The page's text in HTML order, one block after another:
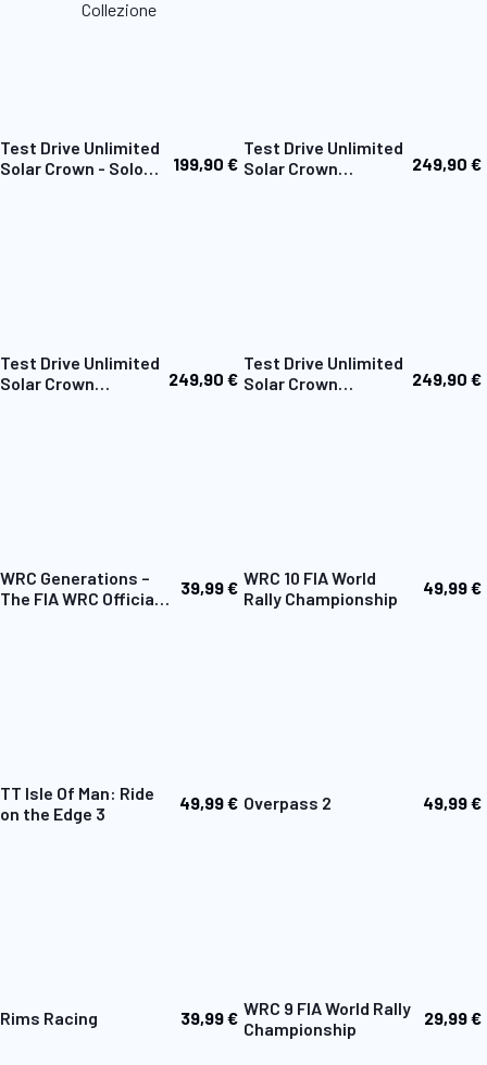
Test Drive Unlimited
Solar Crown - Solo
199,90 €
Test Drive Unlimited
Solar Crown
249,90 €
Test Drive Unlimited
Solar Crown
249,90 €
Test Drive Unlimited
Solar Crown
249,90 €
WRC Generations –
The FIA WRC Official
39,99 € WRC 10 FIA World
Rally Championship
49,99 €
TT Isle Of Man: Ride
on the Edge 3
49,99 € Overpass 2 49,99 €
Rims Racing 39,99 € WRC 9 FIA World Rally
Championship
29,99 €